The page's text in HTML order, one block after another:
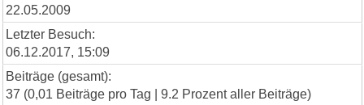
22.05.2009
Letzter Besuch:
06.12.2017, 15:09
Beiträge (gesamt):
37 (0,01 Beiträge pro Tag | 9.2 Prozent aller Beiträge)